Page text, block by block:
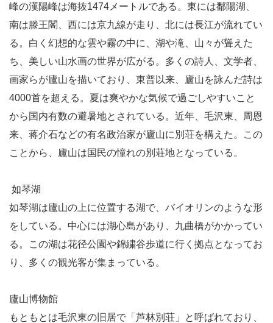
峰の漢陽峰は海抜1474メートルである。東には鄱陽湖、
南は滕王閣、西には京九線が走り、北には長江が流れてい
る。白く幻想的な雲や霧の中に、湖や滝、山々が聳えた
ち、美しい山水画の世界が広がる。多くの詩人、文学者、
画家らが廬山を描いており、東普以来、廬山を詠んだ詩は
4000首を超える。夏は爽やかな気候で過ごしやすいこと
から国内有数の避暑地とされている。近年、毛沢東、周恩
来、蒋介石などの有名政治家が廬山に別荘を構えた。この
ことから、廬山は国民の憧れの別荘地となっている。
如琴湖
如琴湖は廬山の上に位置する湖で、バイオリンのような形
をしている。中心には湖心島があり、九曲橋がかかってい
る。この湖は花径公園や錦繍谷歩道に行く拠点となってお
り、多くの観光客が集まっている。
廬山博物館
もともとは毛沢東の旧居で「芦林別荘」と呼ばれており、